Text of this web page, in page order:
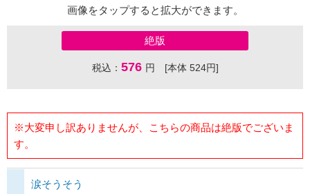
画像をタップすると拡大ができます。
絶版
税込： 576 円 [本体 524円]
※大変申し訳ありませんが、こちらの商品は絶版でございま
す。
涙そうそう